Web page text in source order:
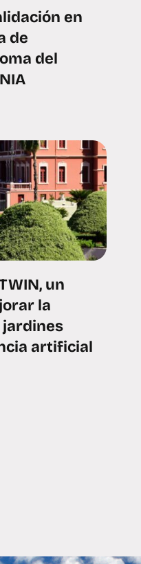
en
de
del
un
la
jardines
artificial